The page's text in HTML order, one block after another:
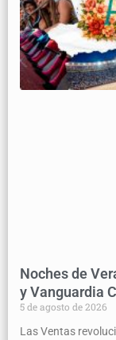
Noches de
y Vanguardia
5 de agosto de 2026
Las Ventas